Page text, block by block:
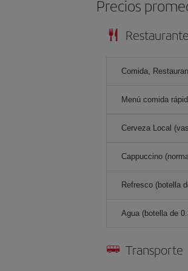
Precios
Comida,
Menú comida
Cerveza Local
Cappuccino
Refresco (botella
Agua (botella de
Transporte